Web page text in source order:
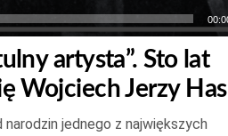
artysta”. Sto lat
Wojciech Jerzy Has
jednego z największych